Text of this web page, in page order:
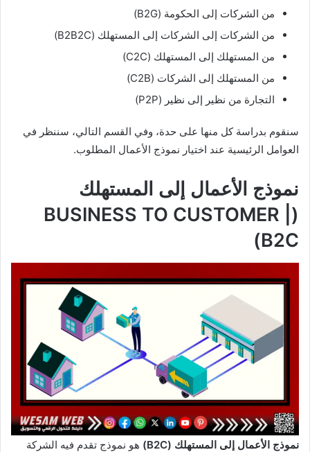
من الشركات إلى الحكومة (B2G)
من الشركات إلى الشركات إلى المستهلك (B2B2C)
من المستهلك إلى المستهلك (C2C)
من المستهلك إلى الشركات (C2B)
التجارة من نظير إلى نظير (P2P)
سنقوم بدراسة كل منها على حدة، وفي القسم التالي، سننظر في
العوامل الرئيسية عند اختيار نموذج الأعمال المطلوب.
نموذج الأعمال إلى المستهلك
(BUSINESS TO CUSTOMER |
B2C)
نموذج الأعمال إلى المستهلك (B2C)
هو نموذج تقدم فيه الشركة